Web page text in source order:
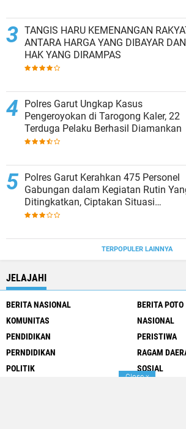
TANGIS HARU KEMENANGAN
ANTARA HARGA YANG DIBAYAR DAN
HAK YANG DIRAMPAS
Polres Garut Ungkap Kasus
Pengeroyokan di Tarogong Kaler, 22
Terduga Pelaku Berhasil Diamankan
Polres Garut Kerahkan 475 Personel
Gabungan dalam Kegiatan Rutin
Ditingkatkan, Ciptakan Situasi
Kamtibmas Tetap Aman dan Kondusif
TERPOPULER LAINNYA
JELAJAHI
BERITA NASIONAL
BERITA POTO
KOMUNITAS
NASIONAL
PENDIDIKAN
PERISTIWA
PERNDIDIKAN
RAGAM
POLITIK
SOSIAL
Closex